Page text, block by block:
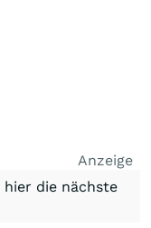
Anzeige
die nächste